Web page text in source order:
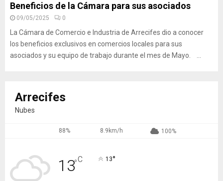
Beneficios de la Cámara para sus asociados
09/05/2025 0
La Cámara de Comercio e Industria de Arrecifes dio a conocer
los beneficios exclusivos en comercios locales para sus
asociados y su equipo de trabajo durante el mes de Mayo. ...
Arrecifes
Nubes
88% 8.9km/h 100%
13°C 13°